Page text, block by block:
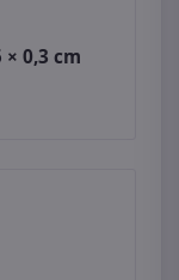
× 0,3 cm